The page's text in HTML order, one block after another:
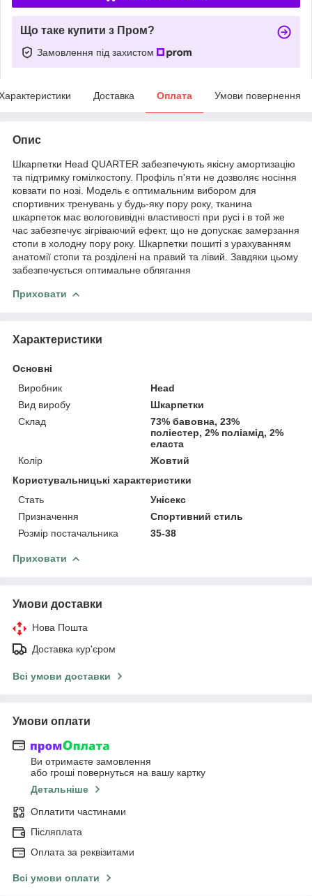
Що таке купити з Пром?
Замовлення під захистом
Доставка Оплата Умови повернення
Опис
Шкарпетки Head QUARTER забезпечують якісну амортизацію
та підтримку гомілкостопу. Профіль п'яти не дозволяє носіння
ковзати по нозі. Модель є оптимальним вибором для
спортивних тренувань у будь-яку пору року, тканина
шкарпеток має вологовивідні властивості при русі і в той же
час забезпечує зігріваючий ефект, що не допускає замерзання
стопи в холодну пору року. Шкарпетки пошиті з урахуванням
анатомії стопи та розділені на правий та лівий. Завдяки цьому
забезпечується оптимальне облягання
Приховати
Характеристики
Основні
Виробник
Head
Вид виробу
Шкарпетки
Склад
73% бавовна, 23%
поліестер, 2% поліамід, 2%
еласта
Колір
Жовтий
Користувальницькі характеристики
Стать
Унісекс
Призначення
Спортивний стиль
Розмір постачальника
35-38
Приховати
Умови доставки
Нова Пошта
Доставка кур'єром
Всі умови доставки
Умови оплати
Ви отримаєте замовлення
або гроші повернуться на вашу картку
Детальніше
Оплатити частинами
Післяплата
Оплата за реквізитами
Всі умови оплати